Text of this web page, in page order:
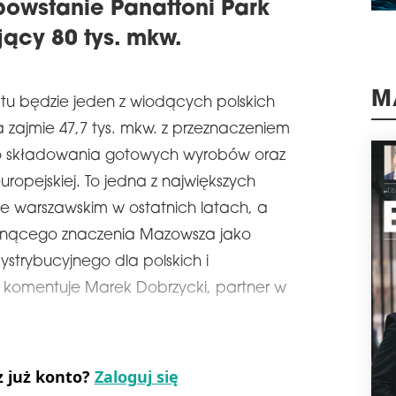
Panattoni Park
80 tys. mkw.
będzie jeden z wiodących polskich
47,7 tys. mkw. z przeznaczeniem
gotowych wyrobów oraz
To jedna z największych
warszawskim w ostatnich latach, a
znaczenia Mazowsza jako
dla polskich i
Marek Dobrzycki, partner w
już konto? Zaloguj się
na
schedule
tej